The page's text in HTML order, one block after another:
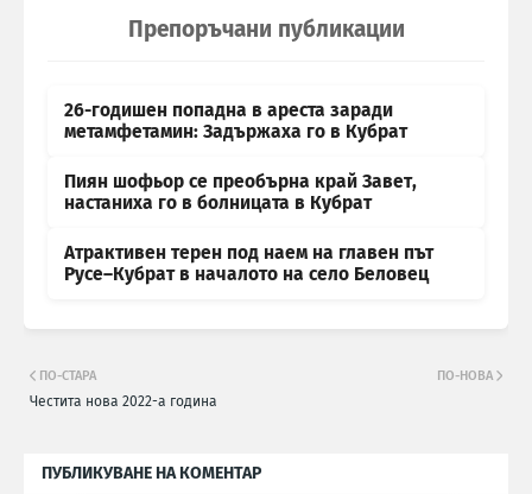
Препоръчани публикации
26-годишен попадна в ареста заради
метамфетамин: Задържаха го в Кубрат
Пиян шофьор се преобърна край Завет,
настаниха го в болницата в Кубрат
Атрактивен терен под наем на главен път
Русе–Кубрат в началото на село Беловец
ПО-НОВА
ПО-СТАРА
Честита нова 2022-а година
ПУБЛИКУВАНЕ НА КОМЕНТАР